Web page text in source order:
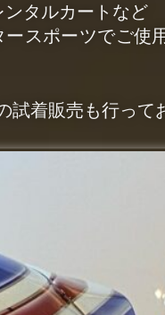
タルカートなど
スポーツでご使
試着販売も行って